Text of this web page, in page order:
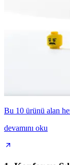
Bu 10 ürünü alan
devamını oku